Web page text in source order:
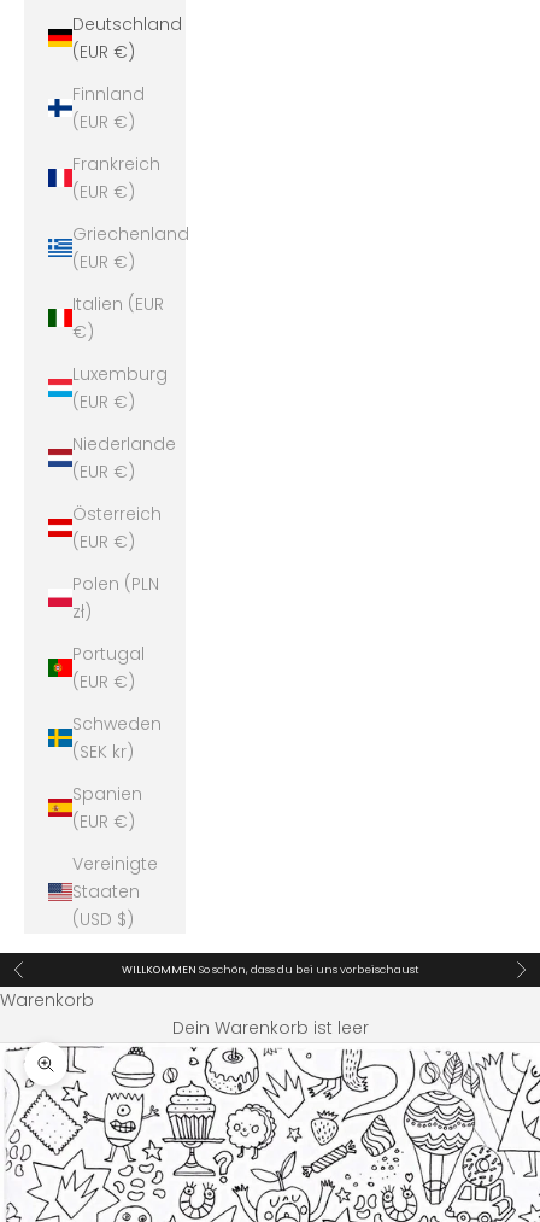
Deutschland
(EUR €)
Finnland
(EUR €)
Frankreich
(EUR €)
Griechenland
(EUR €)
Italien (EUR
€)
Luxemburg
(EUR €)
Niederlande
(EUR €)
Österreich
(EUR €)
Polen (PLN
zł)
Portugal
(EUR €)
Schweden
(SEK kr)
Spanien
(EUR €)
Vereinigte
Staaten
(USD $)
Zurück WILLKOMMEN So schön, dass du bei uns vorbeischaust Vor
Warenkorb
Dein Warenkorb ist leer
Bild vergrößern